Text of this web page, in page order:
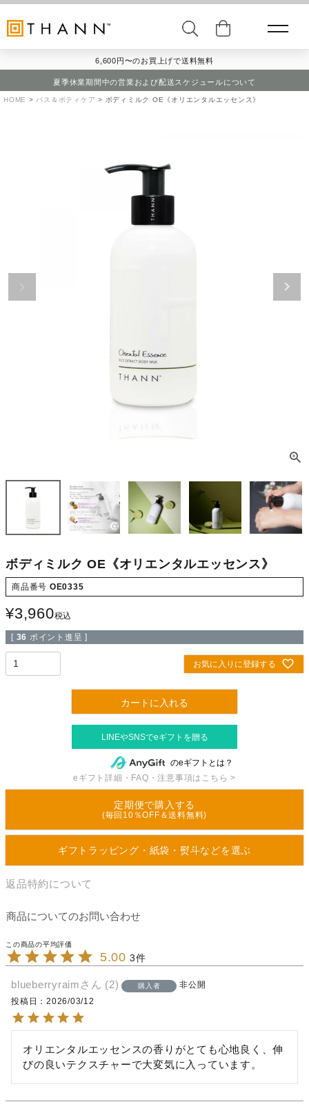
6,600円〜のお買上げで送料無料
夏季休業期間中の営業および配送スケジュールについて
HOME バス＆ボティケア ボディミルク OE《オリエンタルエッセンス》
ボディミルク OE《オリエンタルエッセンス》
商品番号 OE0335
¥3,960税込
[ 36 ポイント進呈 ]
お気に入りに登録する
カートに入れる
のeギフトとは？
eギフト詳細・FAQ・注意事項はこちら >
定期便で購入する
(毎回10％OFF＆送料無料)
ギフトラッピング・紙袋・熨斗などを選ぶ
返品特約について
商品についてのお問い合わせ
5.00 3
blueberryraim 2 購入者
非公開
投稿日
2026/03/12
オリエンタルエッセンスの香りがとても心地良く、伸
びの良いテクスチャーで大変気に入っています。